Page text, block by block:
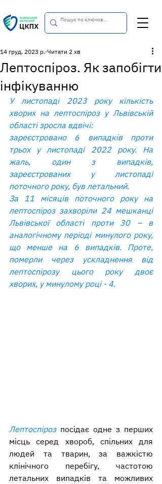
Лептоспіроз. Як запобігти
інфікуванню
14 груд. 2023 р. Читати 2 хв
У листопаді 2023 року кількість
хворих на лептоспіроз у Львівській
області зросла вдвічі:
зареєстровано 6 випадків проти
трьох у листопаді 2022 року. На
жаль, один з випадків,
зареєстрованих у листопаді
поточного року, був летальний.
За 11 місяців поточного року на
лептоспіроз захворіли 24 мешканці
Львівської області проти 30 – в
аналогічному періоді минулого року,
що менше на 6 випадків. Проте,
померли через ускладнення від
лептоспірозу цього року двоє
хворих, у минулому році - 4.
Лептоспіроз посідає одне з перших
місць серед хвороб, спільних для
людей та тварин, за важкістю
клінічного перебігу, частотою
летальних випадків та можливих